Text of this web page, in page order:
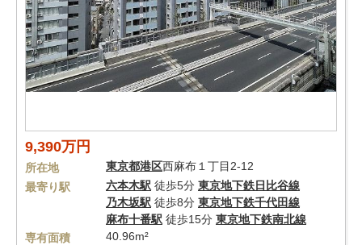
9,390万円
所在地 東京都港区西麻布１丁目2-12
最寄り駅
六本木駅 徒歩5分 東京地下鉄日比谷線
乃木坂駅 徒歩8分 東京地下鉄千代田線
麻布十番駅 徒歩15分 東京地下鉄南北線
専有面積
40.96m²